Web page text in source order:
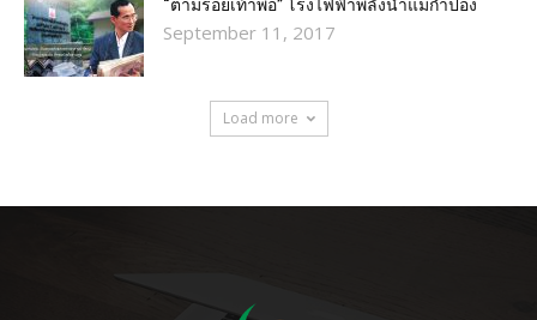
“ตามรอยเท้าพ่อ” โรงไฟฟ้าพลังน้ำแม่กำปอง
September 11, 2017
Load more